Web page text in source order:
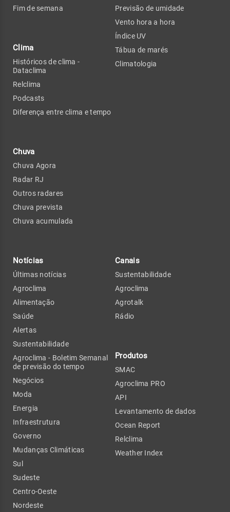
Fim de semana
Clima
Históricos de clima -
Dataclima
Relclima
Podcasts
Diferença entre clima e tempo
Chuva
Chuva Agora
Radar RJ
Outros radares
Chuva prevista
Chuva acumulada
Previsão de umidade
Vento hora a hora
Índice UV
Tábua de marés
Climatologia
Notícias
Últimas notícias
Agroclima
Alimentação
Saúde
Alertas
Sustentabilidade
Agroclima - Boletim Semanal
de previsão do tempo
Negócios
Moda
Energia
Infraestrutura
Governo
Mudanças Climáticas
Sul
Sudeste
Centro-Oeste
Nordeste
Canais
Sustentabilidade
Agroclima
Agrotalk
Rádio
Produtos
SMAC
Agroclima PRO
API
Levantamento de dados
Ocean Report
Relclima
Weather Index